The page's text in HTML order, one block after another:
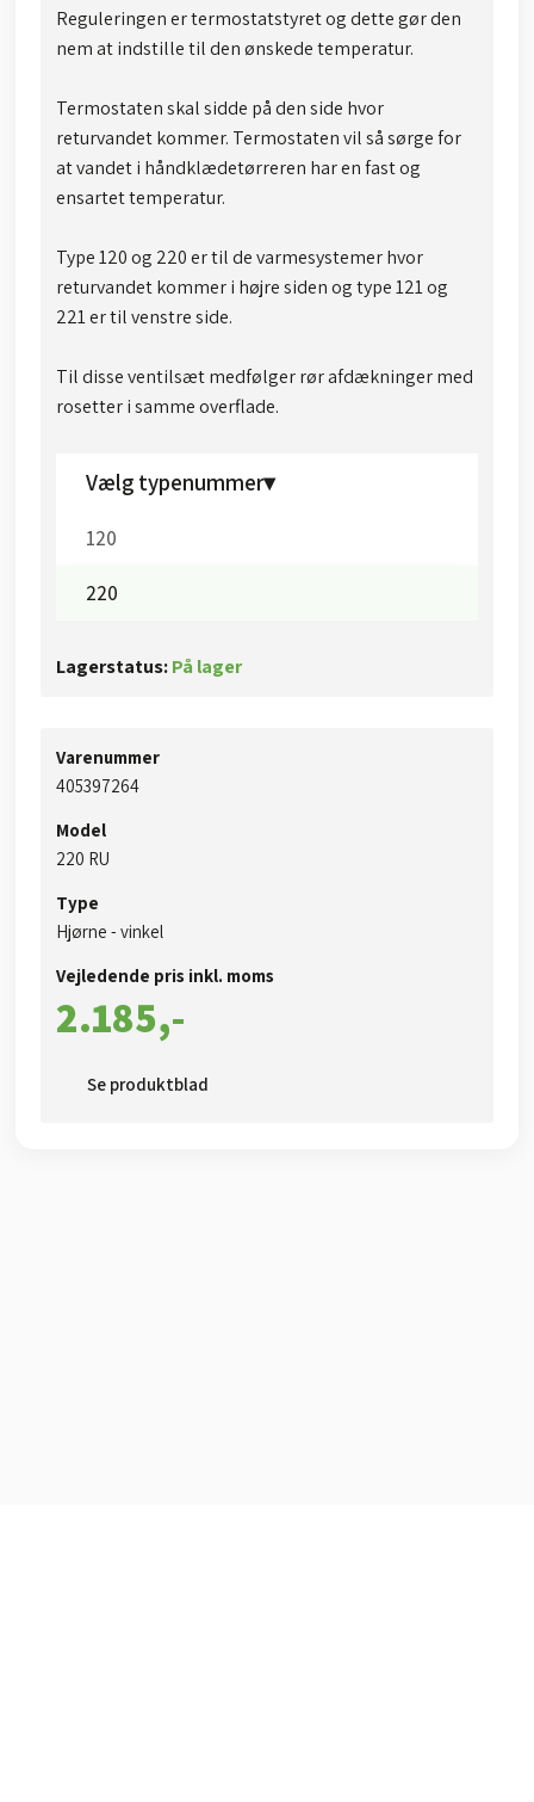
Reguleringen er termostatstyret og dette gør den
nem at indstille til den ønskede temperatur.
​​Termostaten skal sidde på den side hvor
returvandet kommer. Termostaten vil så sørge for
at vandet i håndklædetørreren har en fast og
ensartet temperatur.
Type 120 og 220 er til de varmesystemer hvor
returvandet kommer i højre siden og type 121 og
221 er til venstre side.
Til disse ventilsæt medfølger rør afdækninger med
rosetter i samme overflade.​​
Vælg typenummer▾
120
220
Lagerstatus:På lager
Varenummer
405397264​
Model
​​220 RU
Type
​​Hjørne - vinkel
Vejledende pris inkl. moms​
2.185,-​
Se produktblad​